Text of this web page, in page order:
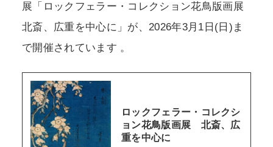
展「ロックフェラー・コレクション花鳥版画展
北斎、広重を中心に」が、2026年3月1日(日)ま
で開催されています 。
ロックフェラー・コレクシ
ョン花鳥版画展 北斎、広
重を中心に